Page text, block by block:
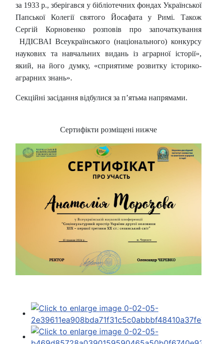
за 1933 р., зберігався у бібліотечних фондах Української
Папської Колегії святого Йосафата у Римі. Також
Сергій Корновенко розповів про започаткування
НДІСВАІ Всеукраїнського (національного) конкурсу
наукових та навчальних видань із аграрної історії»,
який, на його думку, «сприятиме розвитку історико-
аграрних знань».
Секційні засідання відбулися за п’ятьма напрямами.
Сертифікти розміщені нижче